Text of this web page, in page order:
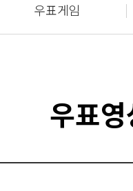
우표게임
우표